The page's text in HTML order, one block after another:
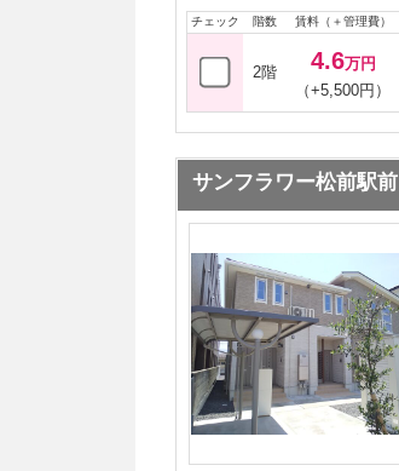
チェック 階数 賃料（＋管理費）
2階 4.6万円
（+5,500円）
サンフラワー松前駅前